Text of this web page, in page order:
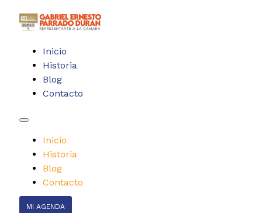
Inicio
Historia
Blog
Contacto
Inicio
Historia
Blog
Contacto
MI AGENDA